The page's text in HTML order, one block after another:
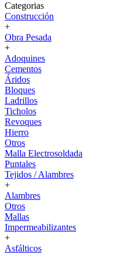
Categorias
Construcción
+
Obra Pesada
+
Adoquines
Cementos
Áridos
Bloques
Ladrillos
Ticholos
Revoques
Hierro
Otros
Malla Electrosoldada
Puntales
Tejidos / Alambres
+
Alambres
Otros
Mallas
Impermeabilizantes
+
Asfálticos